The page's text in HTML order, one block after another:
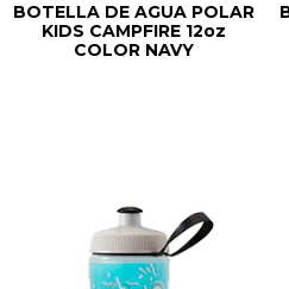
BOTELLA DE AGUA POLAR
KIDS CAMPFIRE 12oz
COLOR NAVY